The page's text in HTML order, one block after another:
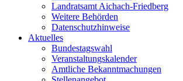
Landratsamt Aichach-Friedberg
Weitere Behörden
Datenschutzhinweise
Aktuelles
Bundestagswahl
Veranstaltungskalender
Amtliche Bekanntmachungen